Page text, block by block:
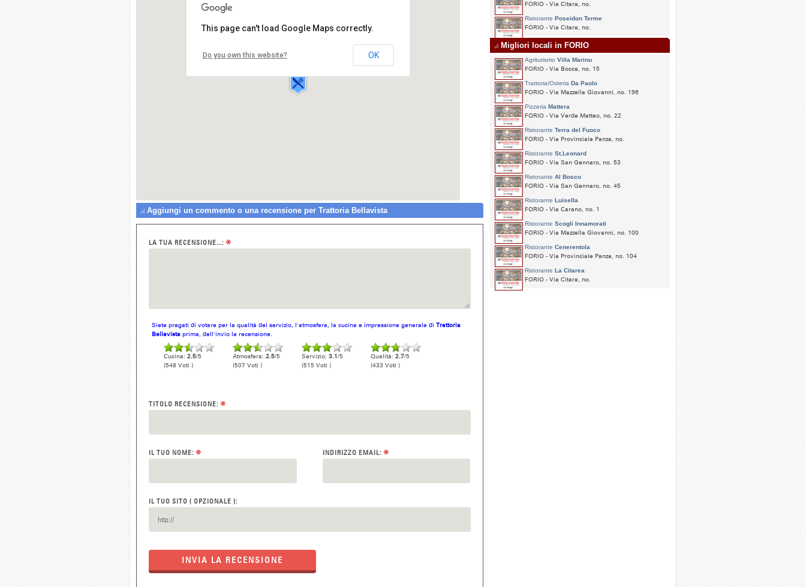
This page can't load Google Maps correctly.
Do you own this website? OK
Aggiungi un commento o una recensione per Trattoria Bellavista
LA TUA RECENSIONE...: *
Siete pregati di votare per la qualità del servizio, l'atmosfera, la cucina e impressione generale di Trattoria
Bellavista prima, dell'invio la recensione.
Cucina: 2.5/5
(548 Voti )
Atmosfera: 2.5/5
(507 Voti )
Servizio: 3.1/5
(515 Voti )
Qualità: 2.7/5
(433 Voti )
TITOLO RECENSIONE: *
IL TUO NOME: * INDIRIZZO EMAIL:*
IL TUO SITO ( OPZIONALE ):
INVIA LA RECENSIONE
FORIO - Via Citara, no.
Ristorante Poseidon Terme
FORIO - Via Citara, no.
Migliori locali in FORIO
Agriturismo Villa Marinu
FORIO - Via Bocca, no. 15
Trattoria/Osteria Da Paolo
FORIO - Via Mazzella Giovanni, no. 196
Pizzeria Mattera
FORIO - Via Verde Matteo, no. 22
Ristorante Terra del Fuoco
FORIO - Via Provinciale Panza, no.
Ristorante St.Leonard
FORIO - Via San Gennaro, no. 53
Ristorante Al Bosco
FORIO - Via San Gennaro, no. 45
Ristorante Luisella
FORIO - Via Carano, no. 1
Ristorante Scogli Innamorati
FORIO - Via Mazzella Giovanni, no. 100
Ristorante Cenerentola
FORIO - Via Provinciale Panza, no. 104
Ristorante La Citarea
FORIO - Via Citara, no.